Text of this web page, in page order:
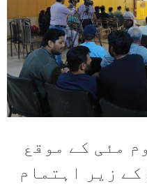
کو یوم مئی کے موقع
زیر اہتمام